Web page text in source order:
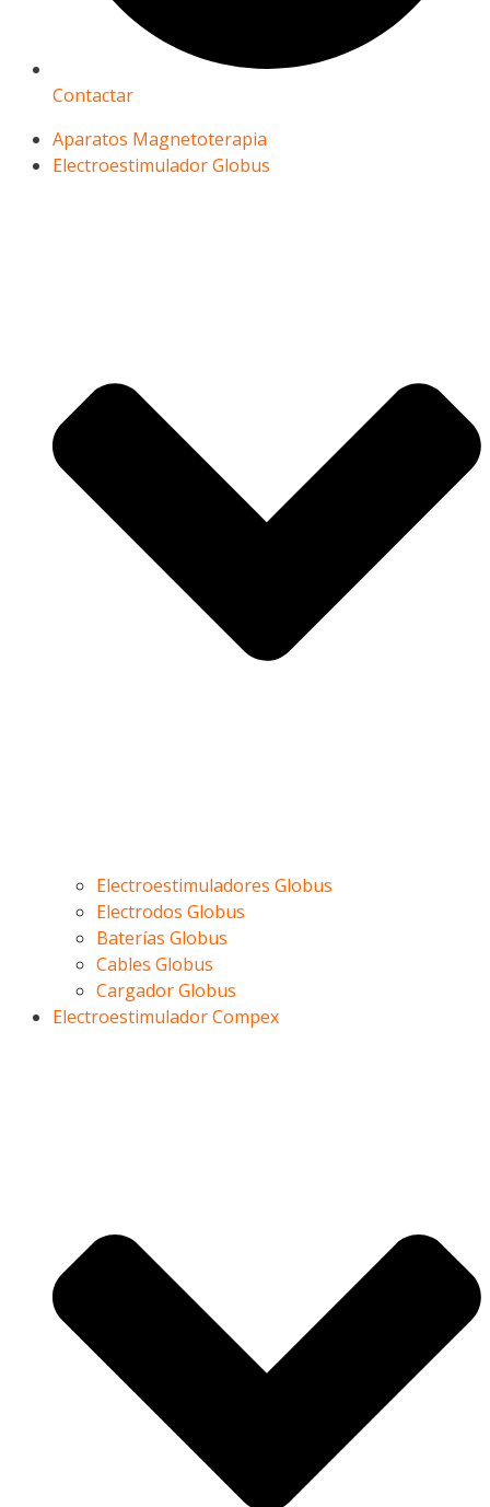
Contactar
Aparatos Magnetoterapia
Electroestimulador Globus
Electroestimuladores Globus
Electrodos Globus
Baterías Globus
Cables Globus
Cargador Globus
Electroestimulador Compex